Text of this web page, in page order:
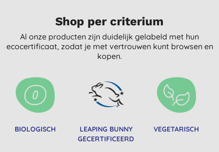
Shop per criterium
Al onze producten zijn duidelijk gelabeld met hun
ecocertificaat, zodat je met vertrouwen kunt browsen en
kopen.
BIOLOGISCH
LEAPING BUNNY
GECERTIFICEERD
VEGETARISCH